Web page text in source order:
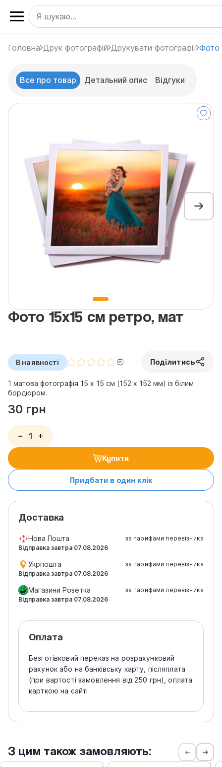
Головна Друк фотографій Друкувати фотографії Фото
Все про товар Детальний опис Відгуки
Фото 15х15 см ретро, мат
В наявності Поділитись
1 матова фотографія 15 х 15 см (152 х 152 мм) із білим
бордюром.
30 грн
− +
Купити
Придбати в один клік
Доставка
Нова Пошта
Відправка завтра 07.08.2026
за тарифами перевізника
Укрпошта
Відправка завтра 07.08.2026
за тарифами перевізника
Магазини Розетка
Відправка завтра 07.08.2026
за тарифами перевізника
Оплата
Безготівковий переказ на розрахунковий
рахунок або на банківську карту, післяплата
(при вартості замовлення від 250 грн), оплата
карткою на сайті
З цим також замовляють: